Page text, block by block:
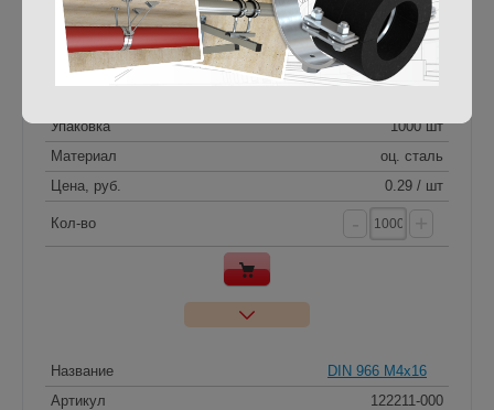
Название
DIN 966 M4x15
Артикул
239874-000
Упаковка
1000 шт
Материал
оц. сталь
Цена, руб.
0.29 / шт
Кол-во
Название
DIN 966 M4x16
Артикул
122211-000